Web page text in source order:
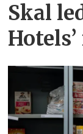
Skal